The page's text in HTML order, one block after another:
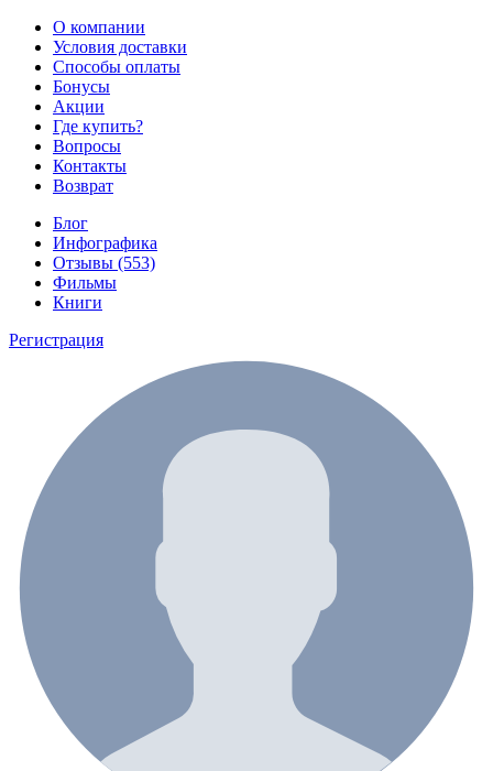
О компании
Условия доставки
Способы оплаты
Бонусы
Акции
Где купить?
Вопросы
Контакты
Возврат
Блог
Инфографика
Отзывы (553)
Фильмы
Книги
Регистрация